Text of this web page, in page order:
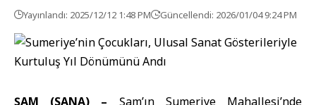
Yayınlandı: 2025/12/12 1:48 PM Güncellendi: 2026/01/04 9:24 PM
ŞAM (SANA) – Şam’ın Sumeriye Mahallesi’nde